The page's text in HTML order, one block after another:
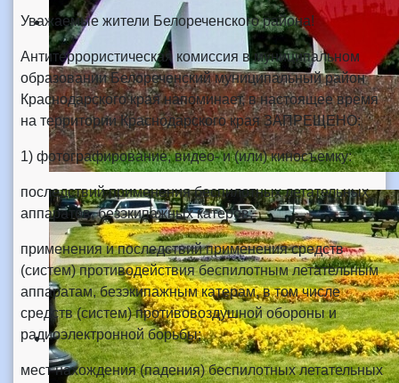
Уважаемые жители Белореченского района!
Антитеррористическая комиссия в муниципальном
образовании Белореченский муниципальный район
Краснодарского края напоминает, в настоящее время
на территории Краснодарского края ЗАПРЕЩЕНО:
1) фотографирование, видео- и (или) киносъемку:
последствий применения беспилотных летательных
аппаратов, безэкипажных катеров;
применения и последствий применения средств
(систем) противодействия беспилотным летательным
аппаратам, безэкипажным катерам, в том числе
средств (систем) противовоздушной обороны и
радиоэлектронной борьбы;
мест нахождения (падения) беспилотных летательных